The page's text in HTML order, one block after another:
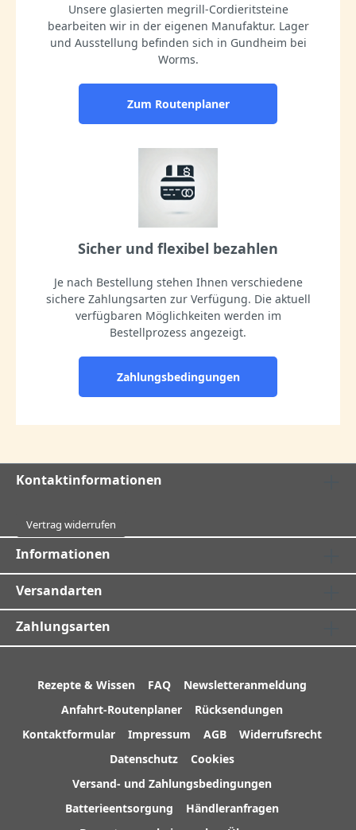
Unsere glasierten megrill-Cordieritsteine
bearbeiten wir in der eigenen Manufaktur. Lager
und Ausstellung befinden sich in Gundheim bei
Worms.
Zum Routenplaner
Sicher und flexibel bezahlen
Je nach Bestellung stehen Ihnen verschiedene
sichere Zahlungsarten zur Verfügung. Die aktuell
verfügbaren Möglichkeiten werden im
Bestellprozess angezeigt.
Zahlungsbedingungen
Kontaktinformationen
Vertrag widerrufen
Informationen
Versandarten
Zahlungsarten
Rezepte & Wissen FAQ
Newsletteranmeldung
Anfahrt-Routenplaner
Rücksendungen
Kontaktformular
Impressum AGB
Widerrufsrecht
Datenschutz
Cookies
Versand- und Zahlungsbedingungen
Batterieentsorgung
Händleranfragen